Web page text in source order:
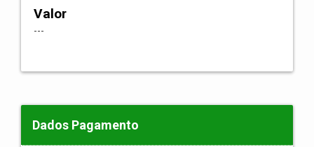
Valor
---
Dados Pagamento